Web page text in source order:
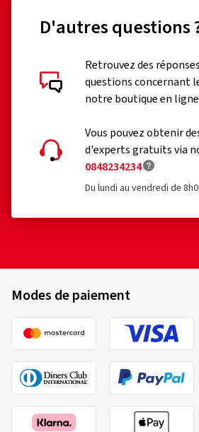
D'autres questions
Retrouvez des
questions concernant
notre boutique en
Vous pouvez obtenir
d'experts gratuits via
0848234234
Du lundi au vendredi de
Modes de paiement